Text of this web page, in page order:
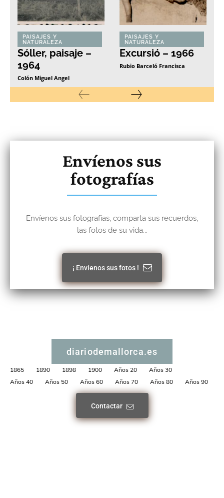
PAISAJES Y
NATURALEZA
Sóller, paisaje –
1964
Colón Miguel Angel
PAISAJES Y
NATURALEZA
Excursió – 1966
Rubio Barceló Francisca
Envíenos sus
fotografías
Envíenos sus fotografías, comparta sus recuerdos,
las fotos de su vida...
¡ Envíenos sus fotos !
diariodemallorca.es
1865 1890 1898 1900 Años 20
Años 30
Años 40
Años 50 Años 60 Años 70 Años 80 Años 90
Contactar